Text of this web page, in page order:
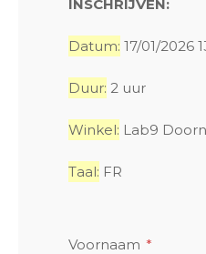
INSCHRIJVEN:
Datum: 17/01/2026
Duur: 2 uur
Winkel: Lab9
Taal: FR
Voornaam